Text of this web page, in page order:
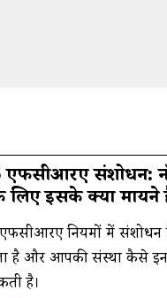
संशोधन:
इसके क्या मायने
एफसीआरए नियमों में संशोधन
है और आपकी संस्था कैसे इन
है।